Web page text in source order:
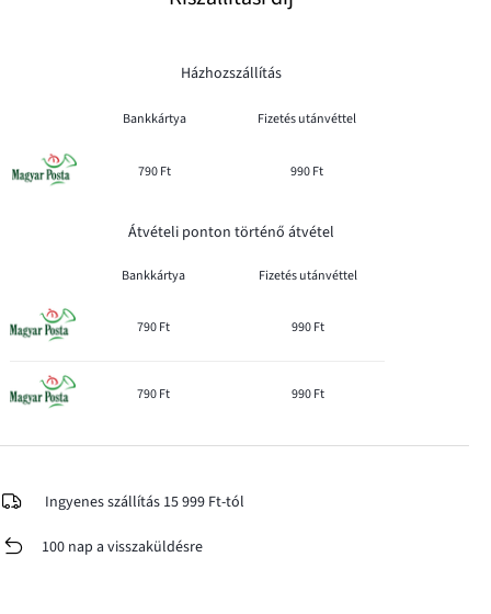
Házhozszállítás
Bankkártya Fizetés utánvéttel
790 Ft 990 Ft
Átvételi ponton történő átvétel
Bankkártya Fizetés utánvéttel
790 Ft 990 Ft
790 Ft 990 Ft
Ingyenes szállítás 15 999 Ft-tól
100 nap a visszaküldésre